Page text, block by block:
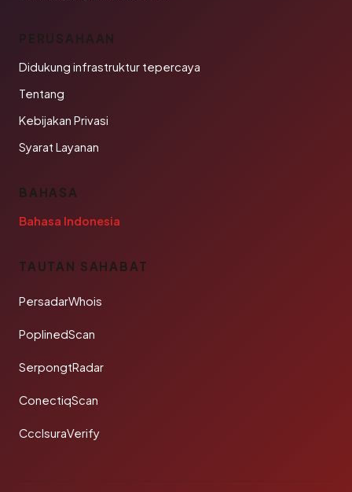
PERUSAHAAN
Didukung infrastruktur tepercaya
Tentang
Kebijakan Privasi
Syarat Layanan
BAHASA
Bahasa Indonesia
TAUTAN SAHABAT
PersadarWhois
PoplinedScan
SerpongtRadar
ConectiqScan
CcclsuraVerify